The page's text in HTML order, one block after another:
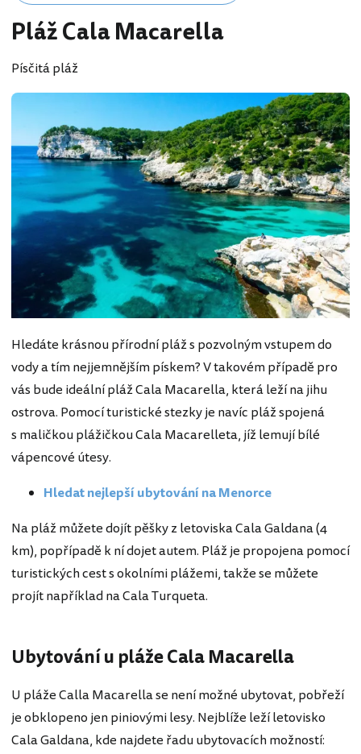
Pláž Cala Macarella
Písčitá pláž
Hledáte krásnou přírodní pláž s pozvolným vstupem do
vody a tím nejjemnějším pískem? V takovém případě pro
vás bude ideální pláž Cala Macarella, která leží na jihu
ostrova. Pomocí turistické stezky je navíc pláž spojená
s maličkou plážičkou Cala Macarelleta, jíž lemují bílé
vápencové útesy.
Hledat nejlepší ubytování na Menorce
Na pláž můžete dojít pěšky z letoviska Cala Galdana (4
km), popřípadě k ní dojet autem. Pláž je propojena pomocí
turistických cest s okolními plážemi, takže se můžete
projít například na Cala Turqueta.
Ubytování u pláže Cala Macarella
U pláže Calla Macarella se není možné ubytovat, pobřeží
je obklopeno jen piniovými lesy. Nejblíže leží letovisko
Cala Galdana, kde najdete řadu ubytovacích možností: